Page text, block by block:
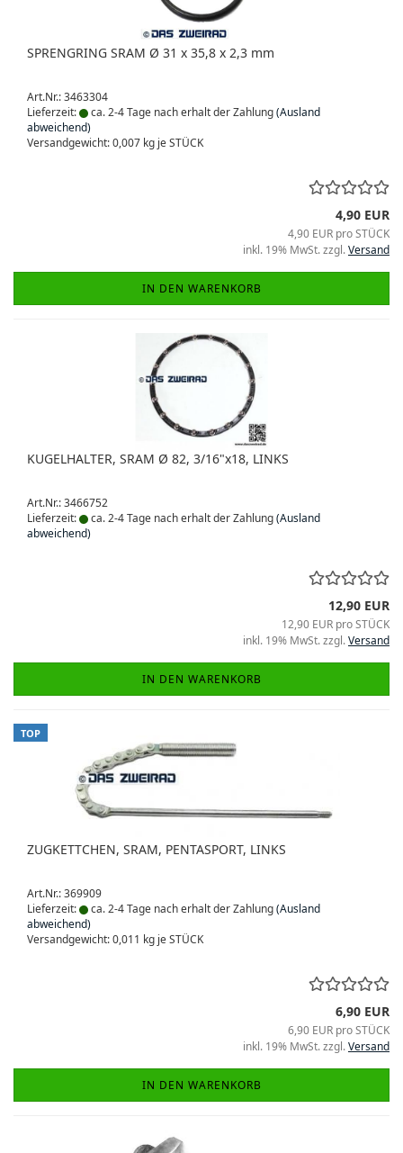
SPRENGRING SRAM Ø 31 x 35,8 x 2,3 mm
Art.Nr.: 3463304
Lieferzeit:
ca. 2-4 Tage nach erhalt der Zahlung(Ausland
abweichend)
Versandgewicht:0,007 kg je STÜCK
4,90 EUR
4,90 EUR pro STÜCK
inkl. 19% MwSt. zzgl.Versand
IN DEN WARENKORB
KUGELHALTER, SRAM Ø 82, 3/16"x18, LINKS
Art.Nr.: 3466752
Lieferzeit:
ca. 2-4 Tage nach erhalt der Zahlung(Ausland
abweichend)
12,90 EUR
12,90 EUR pro STÜCK
inkl. 19% MwSt. zzgl.Versand
IN DEN WARENKORB
TOP
ZUGKETTCHEN, SRAM, PENTASPORT, LINKS
Art.Nr.: 369909
Lieferzeit:
ca. 2-4 Tage nach erhalt der Zahlung(Ausland
abweichend)
Versandgewicht:0,011 kg je STÜCK
6,90 EUR
6,90 EUR pro STÜCK
inkl. 19% MwSt. zzgl.Versand
IN DEN WARENKORB